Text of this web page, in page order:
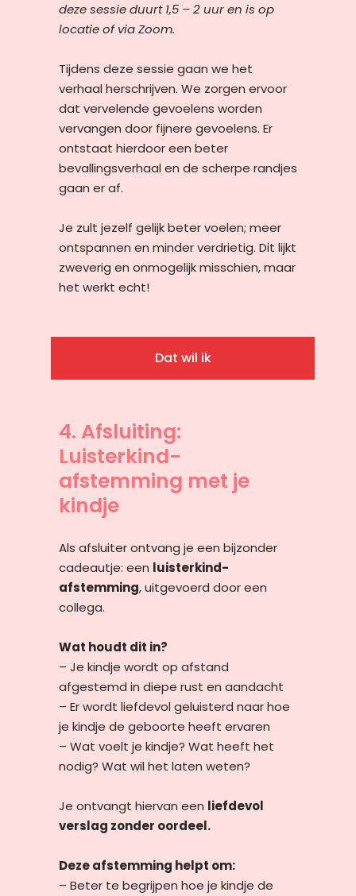
deze sessie duurt 1,5 – 2 uur en is op
locatie of via Zoom.
Tijdens deze sessie gaan we het
verhaal herschrijven. We zorgen ervoor
dat vervelende gevoelens worden
vervangen door fijnere gevoelens. Er
ontstaat hierdoor een beter
bevallingsverhaal en de scherpe randjes
gaan er af.
Je zult jezelf gelijk beter voelen; meer
ontspannen en minder verdrietig. Dit lijkt
zweverig en onmogelijk misschien, maar
het werkt echt!
Dat wil ik
4. Afsluiting:
Luisterkind-
afstemming met je
kindje
Als afsluiter ontvang je een bijzonder
cadeautje: een luisterkind-
afstemming, uitgevoerd door een
collega.
Wat houdt dit in?
– Je kindje wordt op afstand
afgestemd in diepe rust en aandacht
– Er wordt liefdevol geluisterd naar hoe
je kindje de geboorte heeft ervaren
– Wat voelt je kindje? Wat heeft het
nodig? Wat wil het laten weten?
Je ontvangt hiervan een liefdevol
verslag zonder oordeel.
Deze afstemming helpt om:
– Beter te begrijpen hoe je kindje de